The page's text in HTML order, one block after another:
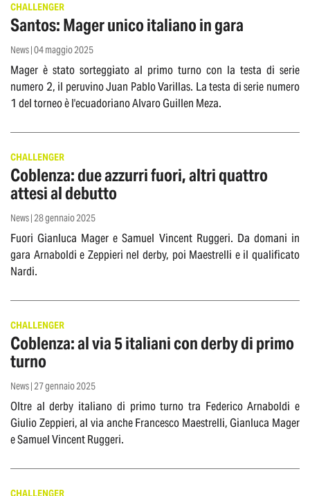
CHALLENGER
Santos: Mager unico italiano in gara
News | 04 maggio 2025
Mager è stato sorteggiato al primo turno con la testa di serie
numero 2, il peruvino Juan Pablo Varillas. La testa di serie numero
1 del torneo è l'ecuadoriano Alvaro Guillen Meza.
CHALLENGER
Coblenza: due azzurri fuori, altri quattro
attesi al debutto
News | 28 gennaio 2025
Fuori Gianluca Mager e Samuel Vincent Ruggeri. Da domani in
gara Arnaboldi e Zeppieri nel derby, poi Maestrelli e il qualificato
Nardi.
CHALLENGER
Coblenza: al via 5 italiani con derby di primo
turno
News | 27 gennaio 2025
Oltre al derby italiano di primo turno tra Federico Arnaboldi e
Giulio Zeppieri, al via anche Francesco Maestrelli, Gianluca Mager
e Samuel Vincent Ruggeri.
CHALLENGER